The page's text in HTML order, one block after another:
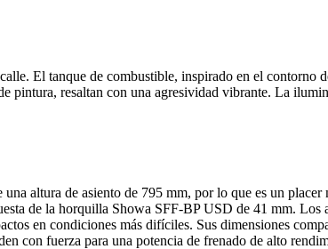
El tanque de combustible, inspirado en el contorno
pintura, resaltan con una agresividad vibrante. La
altura de asiento de 795 mm, por lo que es un
de la horquilla Showa SFF-BP USD de 41 mm. Los
en condiciones más difíciles. Sus dimensiones
con fuerza para una potencia de frenado de alto